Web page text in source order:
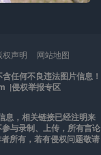
权声明
网站地图
任何不良违法图片信息！
|侵权举报专区
息，相关链接已经注明来
与录制、上传，所有言论
所有，若有侵权问题敬请